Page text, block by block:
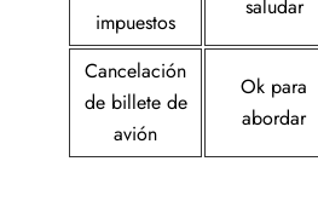
impuestos
saludar
Cancelación
de billete de
avión
Ok para
abordar